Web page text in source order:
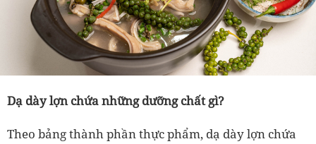
Dạ dày lợn chứa những dưỡng chất gì?
Theo bảng thành phần thực phẩm, dạ dày lợn chứa